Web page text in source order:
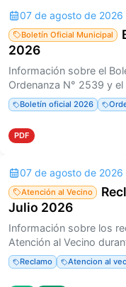
07 de agosto de 2026
Boletín Oficial Municipal
2026
Información sobre el
Ordenanza N° 2539 y
Boletín oficial 2026
PDF
07 de agosto de 2026
Atención al Vecino
Julio 2026
Información sobre los
Atención al Vecino
Reclamo Atencion al